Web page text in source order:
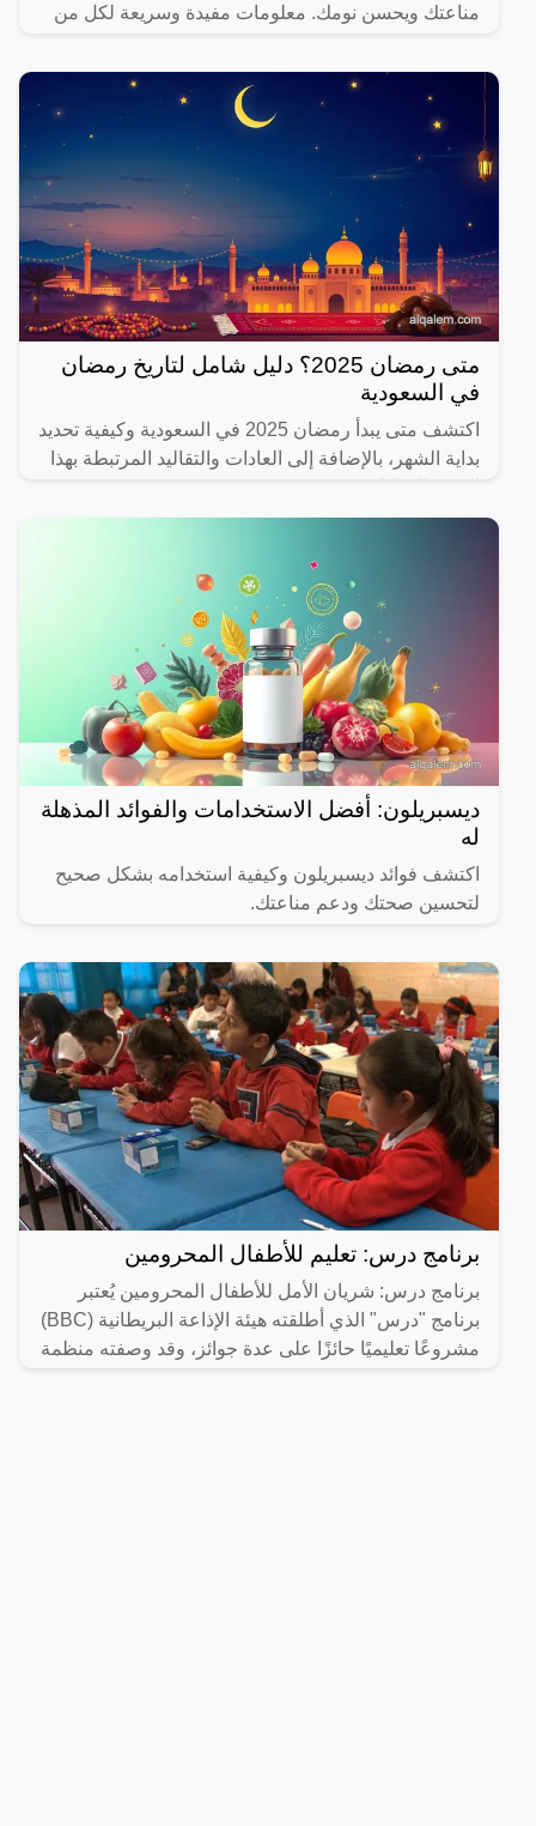
مناعتك ويحسن نومك. معلومات مفيدة وسريعة لكل من
متى رمضان 2025؟ دليل شامل لتاريخ رمضان
في السعودية
اكتشف متى يبدأ رمضان 2025 في السعودية وكيفية تحديد
بداية الشهر، بالإضافة إلى العادات والتقاليد المرتبطة بهذا
ديسبريلون: أفضل الاستخدامات والفوائد المذهلة
له
اكتشف فوائد ديسبريلون وكيفية استخدامه بشكل صحيح
لتحسين صحتك ودعم مناعتك.
برنامج درس: تعليم للأطفال المحرومين
برنامج درس: شريان الأمل للأطفال المحرومين يُعتبر
برنامج "درس" الذي أطلقته هيئة الإذاعة البريطانية (BBC)
مشروعًا تعليميًا حائزًا على عدة جوائز، وقد وصفته منظمة